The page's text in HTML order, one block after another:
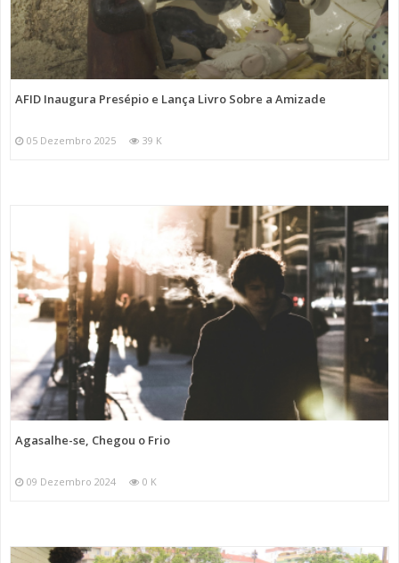
AFID Inaugura Presépio e Lança Livro Sobre a Amizade
05 Dezembro 2025 39 K
Agasalhe-se, Chegou o Frio
09 Dezembro 2024 0 K